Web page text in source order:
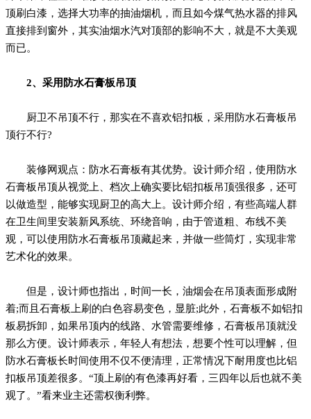
顶刷白漆，选择大功率的抽油烟机，而且如今煤气热水器的排风
直接排到窗外，其实油烟水汽对顶部的影响不大，就是不大美观
而已。
2、采用防水石膏板吊顶
厨卫不吊顶不行，那实在不喜欢铝扣板，采用防水石膏板吊
顶行不行?
装修网观点：防水石膏板有其优势。设计师介绍，使用防水
石膏板吊顶从视觉上、档次上确实要比铝扣板吊顶强很多，还可
以做造型，能够实现厨卫的高大上。设计师介绍，有些高端人群
在卫生间里安装新风系统、环绕音响，由于管道粗、布线不美
观，可以使用防水石膏板吊顶藏起来，并做一些筒灯，实现非常
艺术化的效果。
但是，设计师也指出，时间一长，油烟会在吊顶表面形成附
着;而且石膏板上刷的白色容易变色，显脏;此外，石膏板不如铝扣
板易拆卸，如果吊顶内的线路、水管需要维修，石膏板吊顶就没
那么方便。设计师表示，年轻人有想法，想要个性可以理解，但
防水石膏板长时间使用不仅不便清理，正常情况下耐用度也比铝
扣板吊顶差很多。“顶上刷的有色漆再好看，三四年以后也就不美
观了。”看来业主还需权衡利弊。